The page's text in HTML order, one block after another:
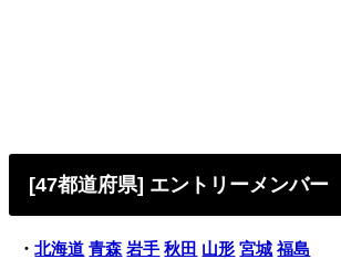
[47都道府県] エントリーメンバー
・北海道 青森 岩手 秋田 山形 宮城 福島